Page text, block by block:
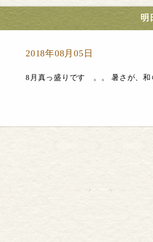
明
2018年08月05日
8月真っ盛りです 。。 暑さが、